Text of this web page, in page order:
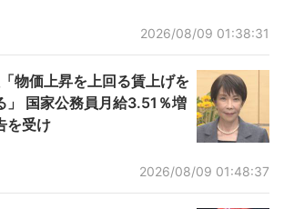
2026/08/09 01:38:31
物価上昇を上回る賃上げを
」 国家公務員月給3.51％増
を受け
2026/08/09 01:48:37